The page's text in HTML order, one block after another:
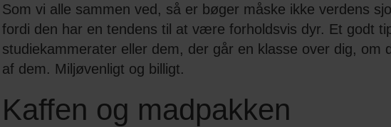
Som vi alle sammen ved, så er bøger måske ikke verdens
fordi den har en tendens til at være forholdsvis dyr. Et godt
studiekammerater eller dem, der går en klasse over dig, om
af dem. Miljøvenligt og billigt.
Kaffen og madpakken